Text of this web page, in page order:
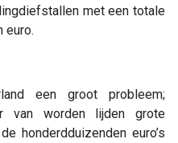
met een totale
euro.
een groot probleem;
van worden lijden grote
honderdduizenden euro’s